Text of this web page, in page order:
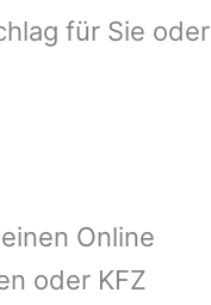
für Sie oder
Online
oder KFZ